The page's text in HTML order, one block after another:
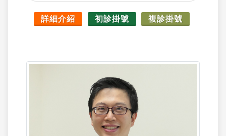
詳細介紹 初診掛號 複診掛號